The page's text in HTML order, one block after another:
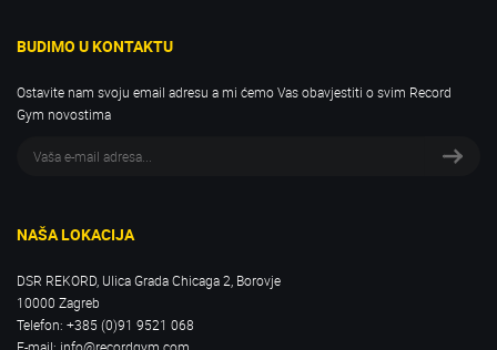
BUDIMO U KONTAKTU
Ostavite nam svoju email adresu a mi ćemo Vas obavjestiti o svim Record
Gym novostima
NAŠA LOKACIJA
DSR REKORD, Ulica Grada Chicaga 2, Borovje
10000 Zagreb
Telefon: +385 (0)91 9521 068